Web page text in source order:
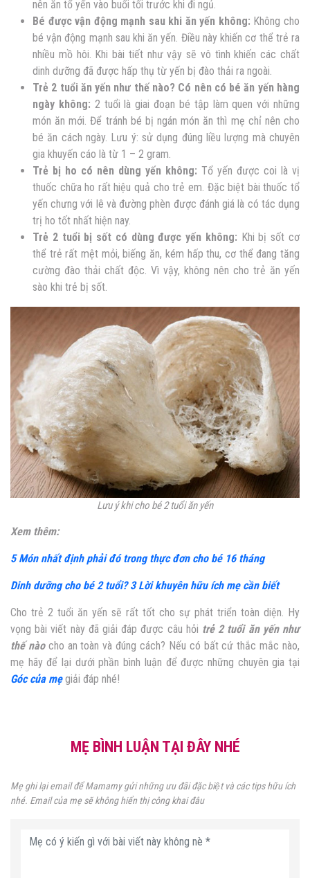
nên ăn tổ yến vào buổi tối trước khi đi ngủ.
Bé được vận động mạnh sau khi ăn yến không: Không cho
bé vận động mạnh sau khi ăn yến. Điều này khiến cơ thể trẻ ra
nhiều mồ hôi. Khi bài tiết như vậy sẽ vô tình khiến các chất
dinh dưỡng đã được hấp thụ từ yến bị đào thải ra ngoài.
Trẻ 2 tuổi ăn yến như thế nào? Có nên có bé ăn yến hàng
ngày không: 2 tuổi là giai đoạn bé tập làm quen với những
món ăn mới. Để tránh bé bị ngán món ăn thì mẹ chỉ nên cho
bé ăn cách ngày. Lưu ý: sử dụng đúng liều lượng mà chuyên
gia khuyến cáo là từ 1 – 2 gram.
Trẻ bị ho có nên dùng yến không: Tổ yến được coi là vị
thuốc chữa ho rất hiệu quả cho trẻ em. Đặc biệt bài thuốc tổ
yến chưng với lê và đường phèn được đánh giá là có tác dụng
trị ho tốt nhất hiện nay.
Trẻ 2 tuổi bị sốt có dùng được yến không: Khi bị sốt cơ
thể trẻ rất mệt mỏi, biếng ăn, kém hấp thu, cơ thể đang tăng
cường đào thải chất độc. Vì vậy, không nên cho trẻ ăn yến
sào khi trẻ bị sốt.
Lưu ý khi cho bé 2 tuổi ăn yến
Xem thêm:
5 Món nhất định phải đó trong thực đơn cho bé 16 tháng
Dinh dưỡng cho bé 2 tuổi? 3 Lời khuyên hữu ích mẹ cần biết
Cho trẻ 2 tuổi ăn yến sẽ rất tốt cho sự phát triển toàn diện. Hy
vọng bài viết này đã giải đáp được câu hỏi trẻ 2 tuổi ăn yến như
thế nào cho an toàn và đúng cách? Nếu có bất cứ thắc mắc nào,
mẹ hãy để lại dưới phần bình luận để được những chuyên gia tại
Góc của mẹgiải đáp nhé!
MẸ BÌNH LUẬN TẠI ĐÂY NHÉ
Mẹ ghi lại email để Mamamy gửi những ưu đãi đặc biệt và các tips hữu ích
nhé. Email của mẹ sẽ không hiển thị công khai đâu